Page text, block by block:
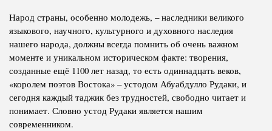
Народ страны, особенно молодежь, – наследники великого
языкового, научного, культурного и духовного наследия
нашего народа, должны всегда помнить об очень важном
моменте и уникальном историческом факте: творения,
созданные ещё 1100 лет назад, то есть одиннадцать веков,
«королем поэтов Востока» – устодом Абуабдулло Рудаки, и
сегодня каждый таджик без трудностей, свободно читает и
понимает. Словно устод Рудаки является нашим
современником.